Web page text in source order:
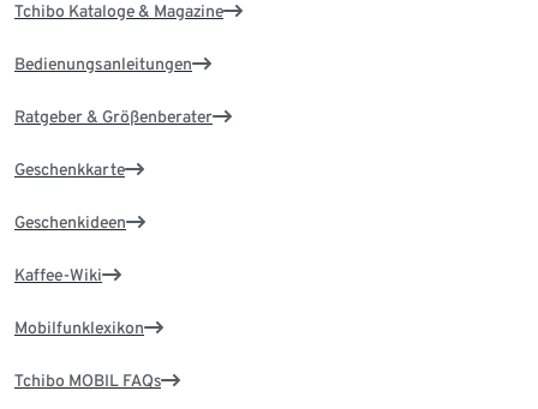
Tchibo Kataloge & Magazine
Bedienungsanleitungen
Ratgeber & Größenberater
Geschenkkarte
Geschenkideen
Kaffee-Wiki
Mobilfunklexikon
Tchibo MOBIL FAQs